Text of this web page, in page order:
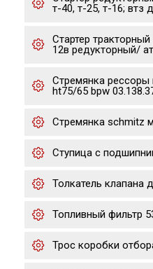
т-40, т-25, т-16; втз
Стартер
12в редукторный/
Стремянка
ht75/65 bpw
Стремянка schmitz
Ступица с
Толкатель клапана
Топливный фильтр
Трос коробки